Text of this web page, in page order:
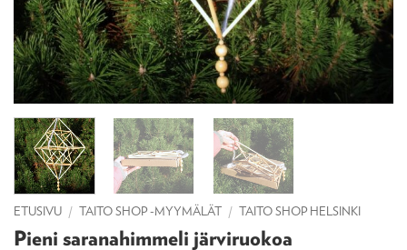
ETUSIVU / TAITO SHOP -MYYMÄLÄT / TAITO SHOP HELSINKI
Pieni saranahimmeli järviruokoa